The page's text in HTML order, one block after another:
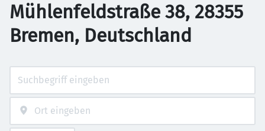
Mühlenfeldstraße 38, 28355
Bremen, Deutschland